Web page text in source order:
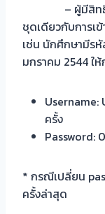
– ผู้มีสิทธิ์อบร
ชุดเดียวกับการเ
เช่น นักศึกษามีรหั
มกราคม 2544 ใ
Username:
ครั้ง
Password:
* กรณีเปลี่ยน
ครั้งล่าสุด